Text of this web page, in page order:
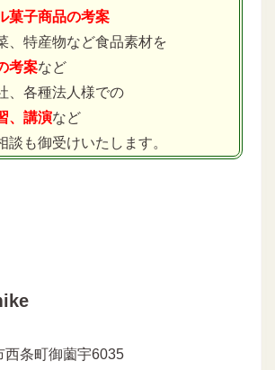
菓子商品の考案
特産物など食品素材を
考案など
、各種法人様での
、講演など
も御受けいたします。
西条町御薗宇6035